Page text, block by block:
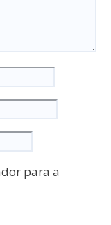
para a